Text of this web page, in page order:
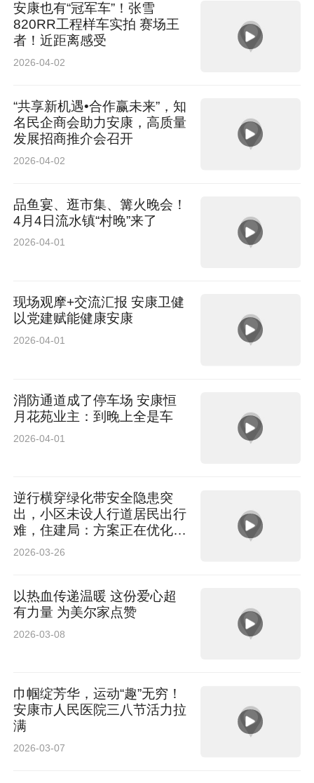
安康也有“冠军车”！张雪
820RR工程样车实拍 赛场王
者！近距离感受
2026-04-02
“共享新机遇•合作赢未来”，知
名民企商会助力安康，高质量
发展招商推介会召开
2026-04-02
品鱼宴、逛市集、篝火晚会！
4月4日流水镇“村晚”来了
2026-04-01
现场观摩+交流汇报 安康卫健
以党建赋能健康安康
2026-04-01
消防通道成了停车场 安康恒
月花苑业主：到晚上全是车
2026-04-01
逆行横穿绿化带安全隐患突
出，小区未设人行道居民出行
难，住建局：方案正在优化，
需论证
2026-03-26
以热血传递温暖 这份爱心超
有力量 为美尔家点赞
2026-03-08
巾帼绽芳华，运动“趣”无穷！
安康市人民医院三八节活力拉
满
2026-03-07